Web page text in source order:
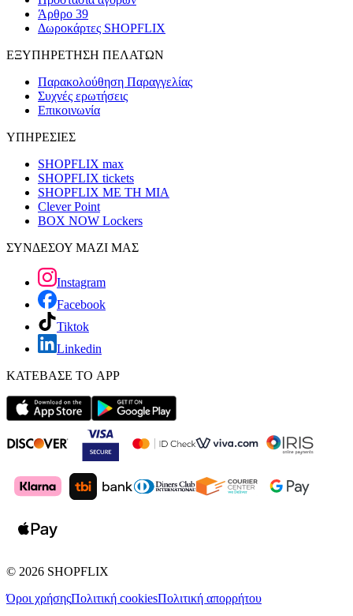
Άρθρο 39
Δωροκάρτες SHOPFLIX
ΕΞΥΠΗΡΕΤΗΣΗ ΠΕΛΑΤΩΝ
Παρακολούθηση Παραγγελίας
Συχνές ερωτήσεις
Επικοινωνία
ΥΠΗΡΕΣΙΕΣ
SHOPFLIX max
SHOPFLIX tickets
SHOPFLIX ΜΕ ΤΗ ΜΙΑ
Clever Point
BOX NOW Lockers
ΣΥΝΔΕΣΟΥ ΜΑΖΙ ΜΑΣ
Instagram
Facebook
Tiktok
Linkedin
ΚΑΤΕΒΑΣΕ ΤΟ APP
© 2026 SHOPFLIX
Όροι χρήσηςΠολιτική cookiesΠολιτική απορρήτου